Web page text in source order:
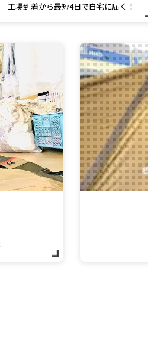
工場到着から最短4日で自宅に届く！